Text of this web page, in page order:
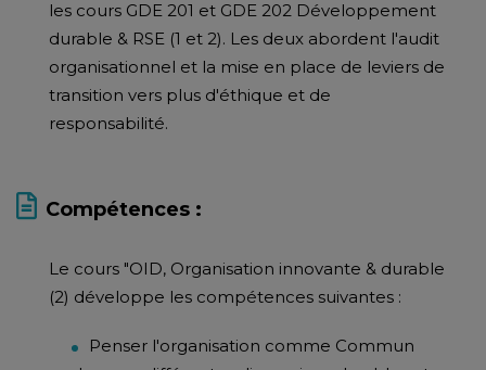
les cours GDE 201 et GDE 202 Développement
durable & RSE (1 et 2). Les deux abordent l'audit
organisationnel et la mise en place de leviers de
transition vers plus d'éthique et de
responsabilité.
Compétences :
Le cours "OID, Organisation innovante & durable
(2) développe les compétences suivantes :
Penser l'organisation comme Commun